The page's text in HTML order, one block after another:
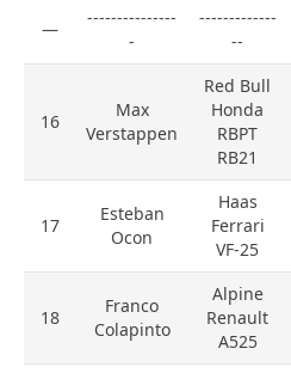
—
---------------
-
-------------
--
16
Max
Verstappen
Red Bull
Honda
RBPT
RB21
17
Esteban
Ocon
Haas
Ferrari
VF-25
18
Franco
Colapinto
Alpine
Renault
A525